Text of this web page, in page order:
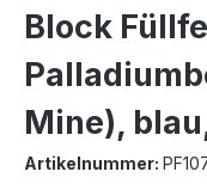
Block
Mine),
Artikelnummer: